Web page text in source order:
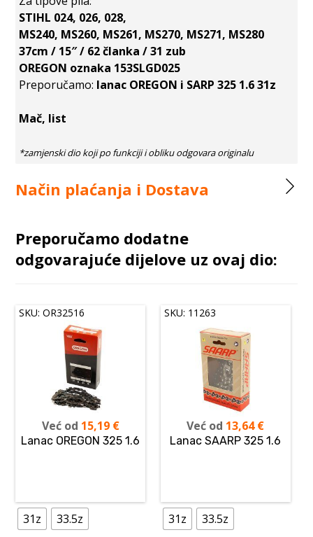
STIHL 024, 026, 028,
MS240, MS260, MS261, MS270, MS271, MS280
37cm / 15″ / 62 članka / 31 zub
OREGON oznaka 153SLGD025
Preporučamo: lanac OREGON i SARP 325 1.6 31z
Mač, list
Način plaćanja i Dostava
Preporučamo dodatne
odgovarajuće dijelove uz ovaj dio:
SKU: OR32516
Već od 15,19 €
Lanac OREGON 325 1.6
31z 33.5z
SKU: 11263
Već od 13,64€
Lanac SAARP 325 1.6
31z 33.5z